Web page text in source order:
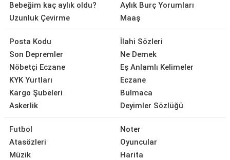
Bebeğim kaç aylık oldu?
Uzunluk Çevirme
Aylık Burç Yorumları
Maaş
Posta Kodu
Son Depremler
Nöbetçi Eczane
KYK Yurtları
Kargo Şubeleri
Askerlik
İlahi Sözleri
Ne Demek
Eş Anlamlı Kelimeler
Eczane
Bulmaca
Deyimler Sözlüğü
Futbol
Atasözleri
Müzik
Noter
Oyuncular
Harita